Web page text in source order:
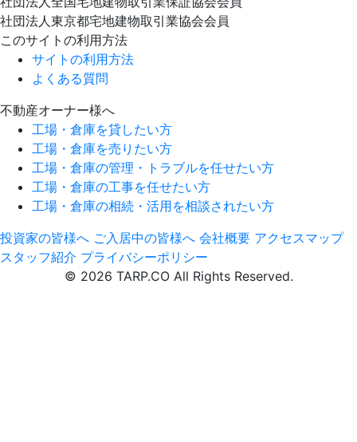
社団法人東京都宅地建物取引業協会会員
このサイトの利用方法
サイトの利用方法
よくある質問
不動産オーナー様へ
工場・倉庫を貸したい方
工場・倉庫を売りたい方
工場・倉庫の管理・トラブルを任せたい方
工場・倉庫の工事を任せたい方
工場・倉庫の相続・活用を相談されたい方
投資家の皆様へ ご入居中の皆様へ 会社概要 アクセスマップ
スタッフ紹介 プライバシーポリシー
© 2026 TARP.CO All Rights Reserved.